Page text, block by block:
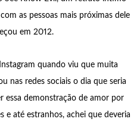
as pessoas mais próximas dele
em 2012.
quando viu que muita
nas redes sociais o dia que seria
essa demonstração de amor por
e até estranhos, achei que deveria